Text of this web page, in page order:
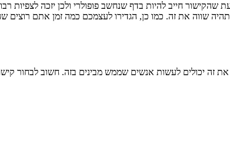
חייב להיות בדף שנחשב פופולרי ולכן יזכה לצפיות
שווה את זה. כמו כן, הגדירו לעצמכם כמה זמן אתם רוצים
יכולים לעשות אנשים שממש מבינים בזה. חשוב לבחור